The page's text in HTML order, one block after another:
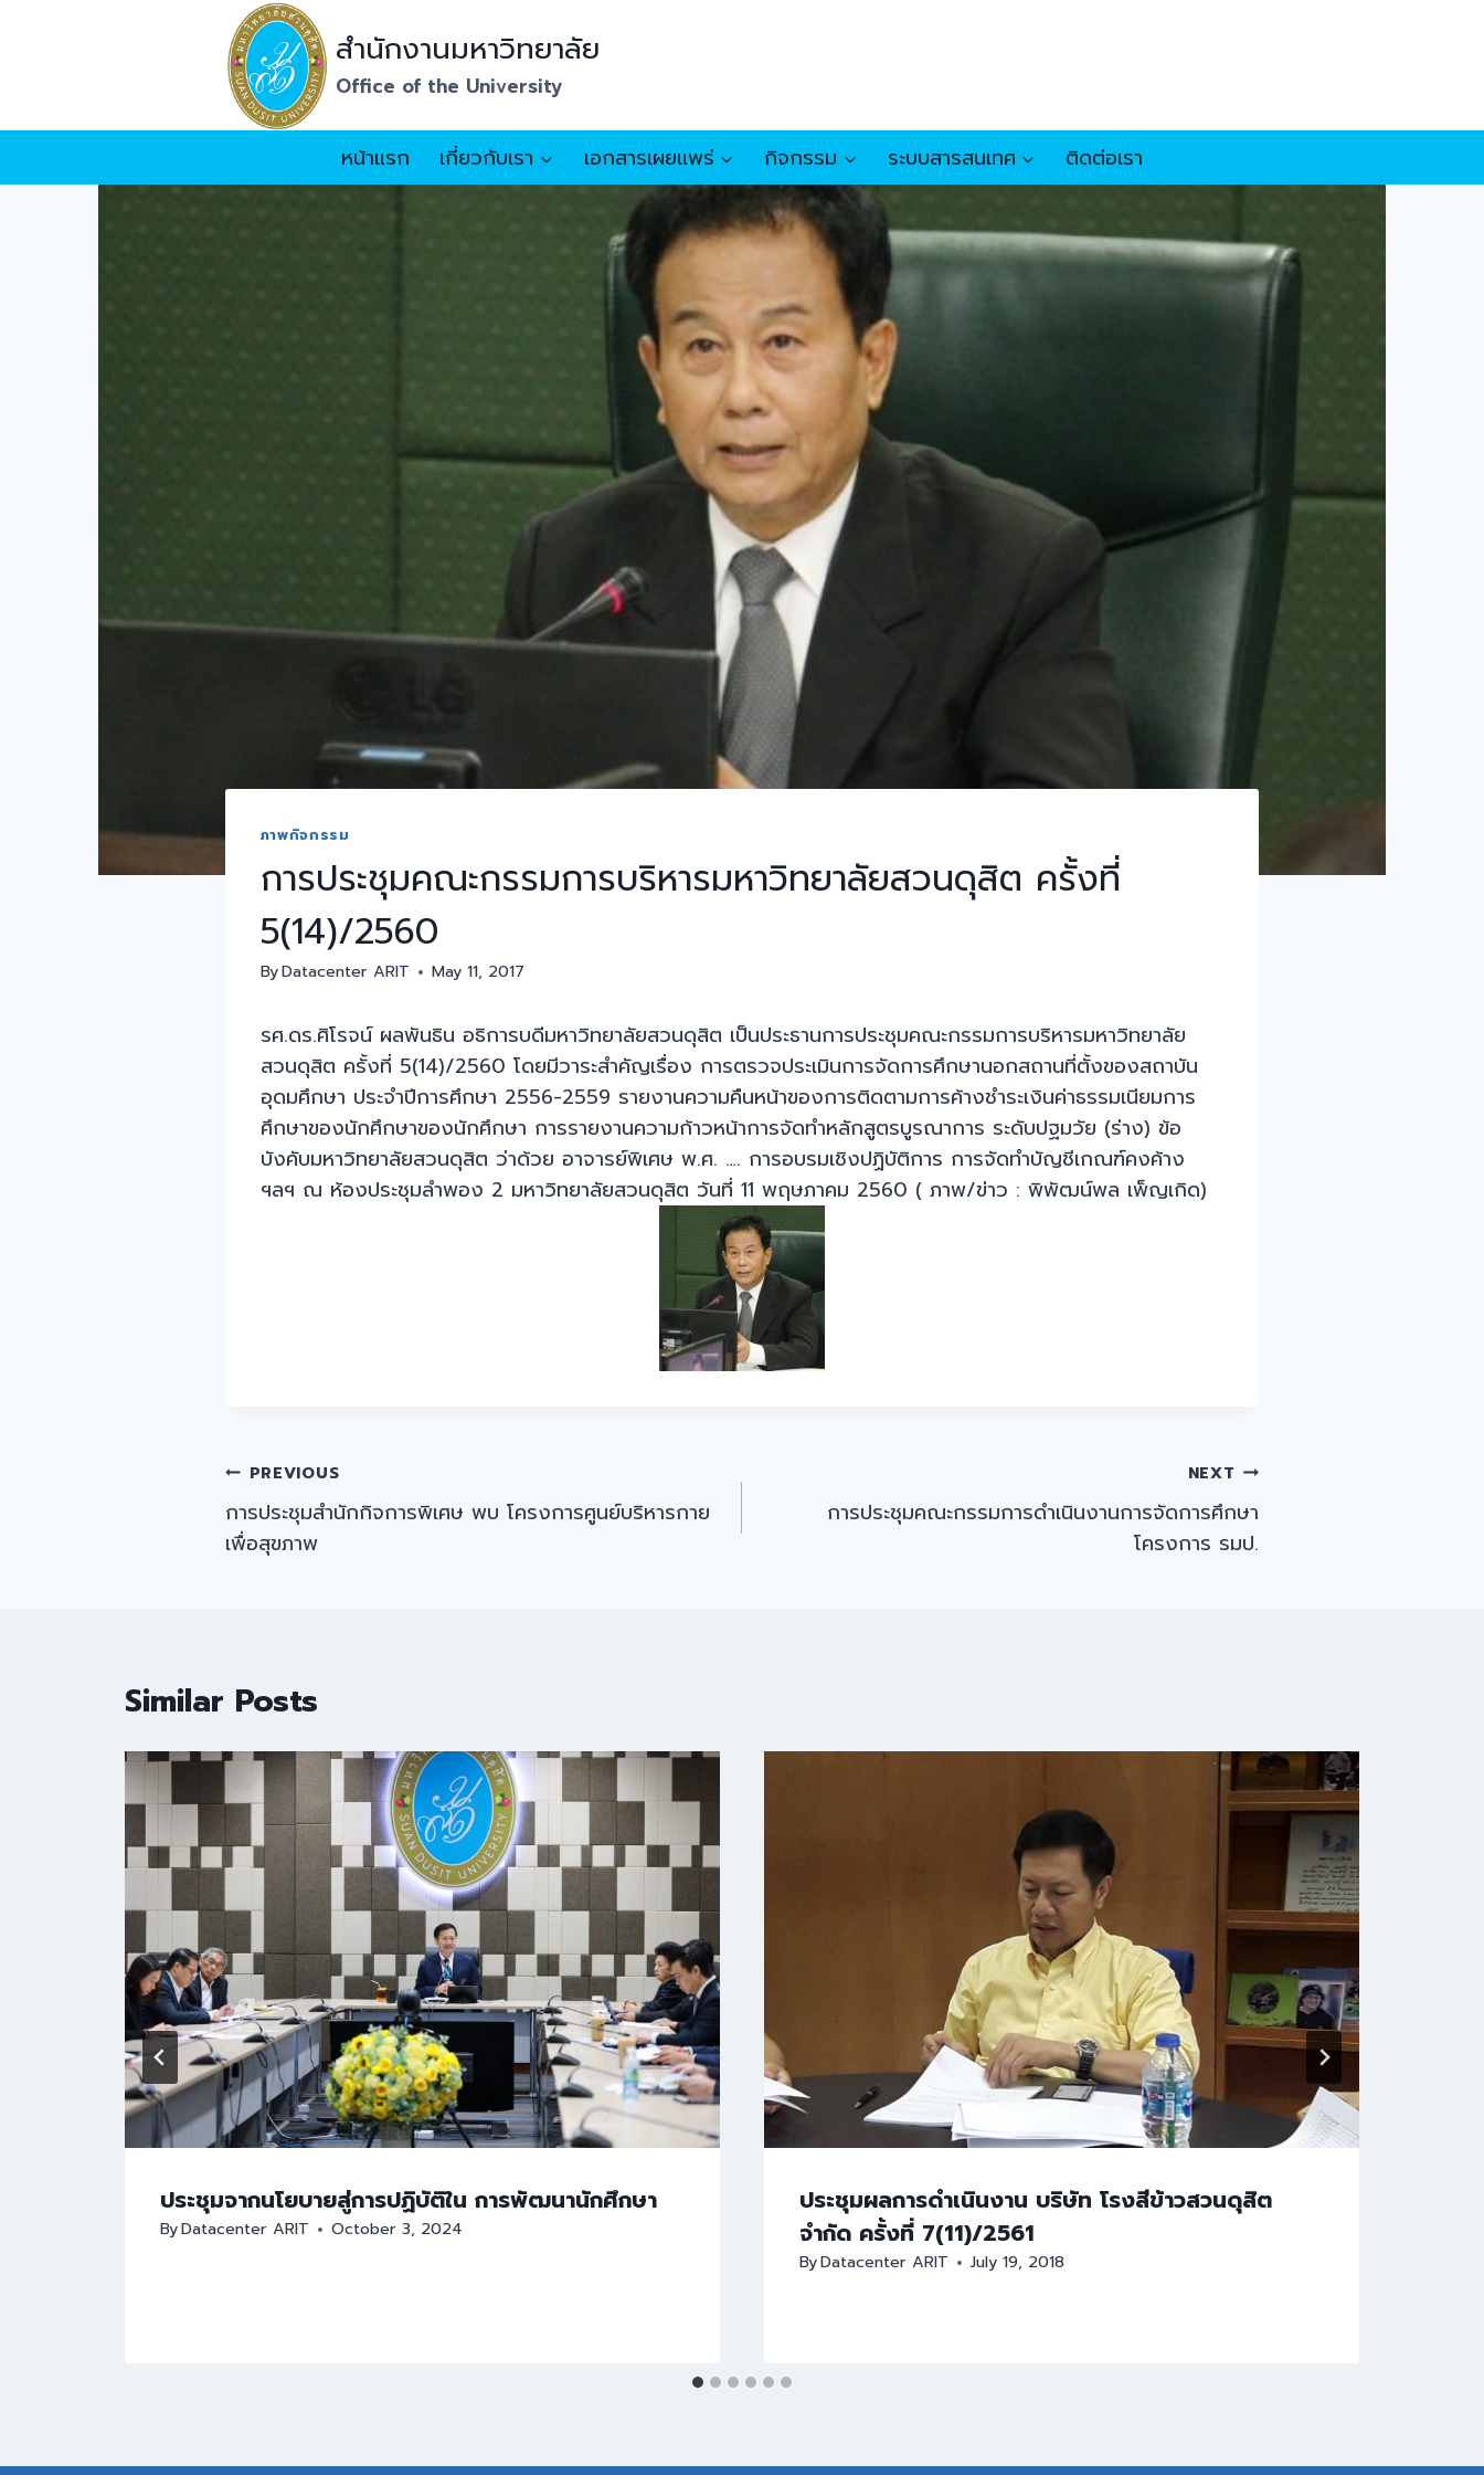
สำนักงานมหาวิทยาลัย
Office of the University
หน้าแรก เกี่ยวกับเรา เอกสารเผยแพร่ กิจกรรม ระบบสารสนเทศ ติดต่อเรา
ภาพกิจกรรม
การประชุมคณะกรรมการบริหารมหาวิทยาลัยสวนดุสิต ครั้งที่
5(14)/2560
ByDatacenter ARIT May 11, 2017
รศ.ดร.ศิโรจน์ ผลพันธิน อธิการบดีมหาวิทยาลัยสวนดุสิต เป็นประธานการประชุมคณะกรรมการบริหารมหาวิทยาลัย
สวนดุสิต ครั้งที่ 5(14)/2560 โดยมีวาระสำคัญเรื่อง การตรวจประเมินการจัดการศึกษานอกสถานที่ตั้งของสถาบัน
อุดมศึกษา ประจำปีการศึกษา 2556-2559 รายงานความคืนหน้าของการติดตามการค้างชำระเงินค่าธรรมเนียมการ
ศึกษาของนักศึกษาของนักศึกษา การรายงานความก้าวหน้าการจัดทำหลักสูตรบูรณาการ ระดับปฐมวัย (ร่าง) ข้อ
บังคับมหาวิทยาลัยสวนดุสิต ว่าด้วย อาจารย์พิเศษ พ.ศ. …. การอบรมเชิงปฏิบัติการ การจัดทำบัญชีเกณฑ์คงค้าง
ฯลฯ ณ ห้องประชุมลำพอง 2 มหาวิทยาลัยสวนดุสิต วันที่ 11 พฤษภาคม 2560 ( ภาพ/ข่าว : พิพัฒน์พล เพ็ญเกิด)
Post
navigation
PREVIOUS
การประชุมสำนักกิจการพิเศษ พบ โครงการศูนย์บริหารกาย
เพื่อสุขภาพ
NEXT
การประชุมคณะกรรมการดำเนินงานการจัดการศึกษา
โครงการ รมป.
Similar Posts
ประชุมจากนโยบายสู่การปฏิบัติใน การพัฒนานักศึกษา
ByDatacenter ARIT October 3, 2024
ประชุมผลการดำเนินงาน บริษัท โรงสีข้าวสวนดุสิต
จำกัด ครั้งที่ 7(11)/2561
ByDatacenter ARIT July 19, 2018